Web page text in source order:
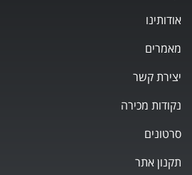
אודותינו
מאמרים
יצירת קשר
נקודות מכירה
סרטונים
תקנון אתר